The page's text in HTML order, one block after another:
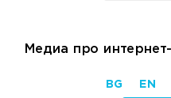
Медиа про
BG EN